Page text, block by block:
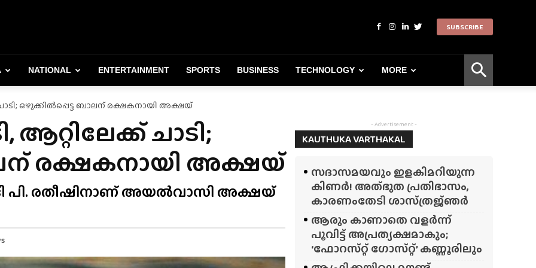
SUBSCRIBE
NATIONAL ENTERTAINMENT SPORTS BUSINESS TECHNOLOGY MORE
ഒഴുക്കിൽപ്പെട്ട ബാലന് രക്ഷകനായി അക്ഷയ്
ആറ്റിലേക്ക് ചാടി;
രക്ഷകനായി അക്ഷയ്
പി. രതീഷിനാണ് അയൽവാസി അക്ഷയ്
- Advertisement -
KAUTHUKA VARTHAKAL
സദാസമയവും ഇളകിമറിയുന്ന
കിണർ! അത്‌ഭുത പ്രതിഭാസം,
കാരണംതേടി ശാസ്‌ത്രജ്‌ഞർ
ആരും കാണാതെ വളർന്ന്
പൂവിട്ട് അപ്രത്യക്ഷമാകും;
‘ഫോറസ്‌റ്റ്‌ ഗോസ്‌റ്റ്’ കണ്ണൂരിലും